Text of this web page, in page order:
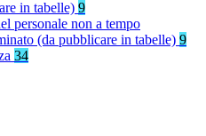
in tabelle) 9
personale non a tempo
(da pubblicare in tabelle) 9
34